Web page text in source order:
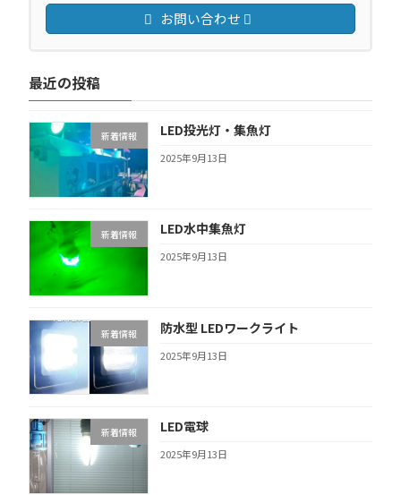
お問い合わせ
最近の投稿
新着情報 LED投光灯・集魚灯
2025年9月13日
新着情報 LED水中集魚灯
2025年9月13日
新着情報 防水型 LEDワークライト
2025年9月13日
新着情報 LED電球
2025年9月13日